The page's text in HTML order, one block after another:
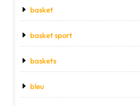
basket
basket sport
baskets
bleu